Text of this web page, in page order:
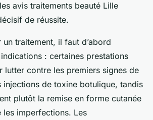
avis traitements beauté Lille
de réussite.
traitement, il faut d’abord
: certaines prestations
lutter contre les premiers signes de
injections de toxine botulique, tandis
plutôt la remise en forme cutanée
les imperfections. Les